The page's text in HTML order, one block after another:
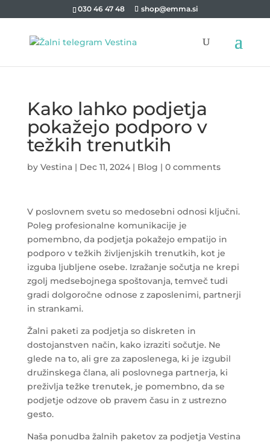
030 46 47 48 shop@emma.si
Kako lahko podjetja
pokažejo podporo v
težkih trenutkih
by Vestina| Dec 11, 2024| Blog | 0 comments
V poslovnem svetu so medosebni odnosi ključni.
Poleg profesionalne komunikacije je
pomembno, da podjetja pokažejo empatijo in
podporo v težkih življenjskih trenutkih, kot je
izguba ljubljene osebe. Izražanje sočutja ne krepi
zgolj medsebojnega spoštovanja, temveč tudi
gradi dolgoročne odnose z zaposlenimi, partnerji
in strankami.
Žalni paketi za podjetja so diskreten in
dostojanstven način, kako izraziti sočutje. Ne
glede na to, ali gre za zaposlenega, ki je izgubil
družinskega člana, ali poslovnega partnerja, ki
preživlja težke trenutek, je pomembno, da se
podjetje odzove ob pravem času in z ustrezno
gesto.
Naša ponudba žalnih paketov za podjetja Vestina